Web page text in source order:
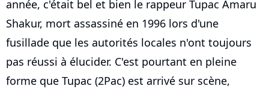
année, c'était bel et bien le rappeur Tupac Amaru
Shakur, mort assassiné en 1996 lors d'une
fusillade que les autorités locales n'ont toujours
pas réussi à élucider. C'est pourtant en pleine
forme que Tupac (2Pac) est arrivé sur scène,